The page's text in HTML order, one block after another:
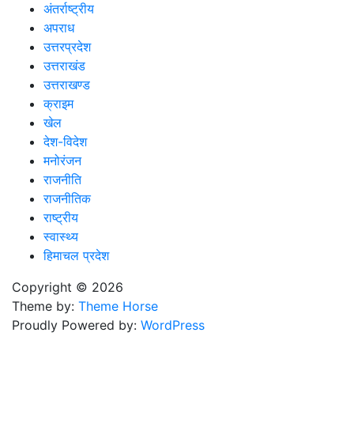
अंतर्राष्ट्रीय
अपराध
उत्तरप्रदेश
उत्तराखंड
उत्तराखण्ड
क्राइम
खेल
देश-विदेश
मनोरंजन
राजनीति
राजनीतिक
राष्ट्रीय
स्वास्थ्य
हिमाचल प्रदेश
Copyright © 2026
Theme by: Theme Horse
Proudly Powered by: WordPress